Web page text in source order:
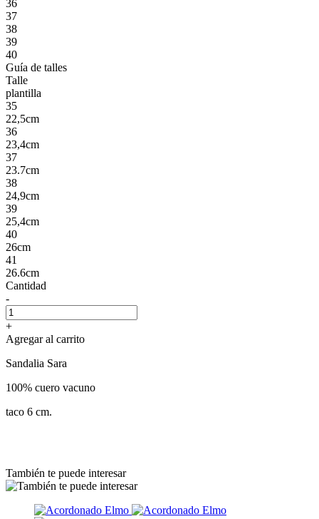
36
37
38
39
40
Guía de talles
Talle
plantilla
35
22,5cm
36
23,4cm
37
23.7cm
38
24,9cm
39
25,4cm
40
26cm
41
26.6cm
Cantidad
-
+
Agregar al carrito
Sandalia Sara
100% cuero vacuno
taco 6 cm.
También te puede interesar